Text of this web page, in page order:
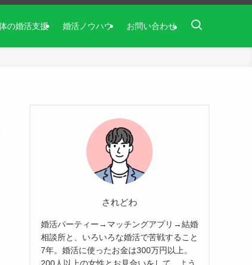
の婚活支援 婚活ノウハウ お問い合わせ
されどわ
婚活パーティー→マッチングアプリ→結婚
相談所と、いろいろな婚活で苦戦すること
7年。婚活に使ったお金は300万円以上。
200人以上の女性とお見合いをして、よう